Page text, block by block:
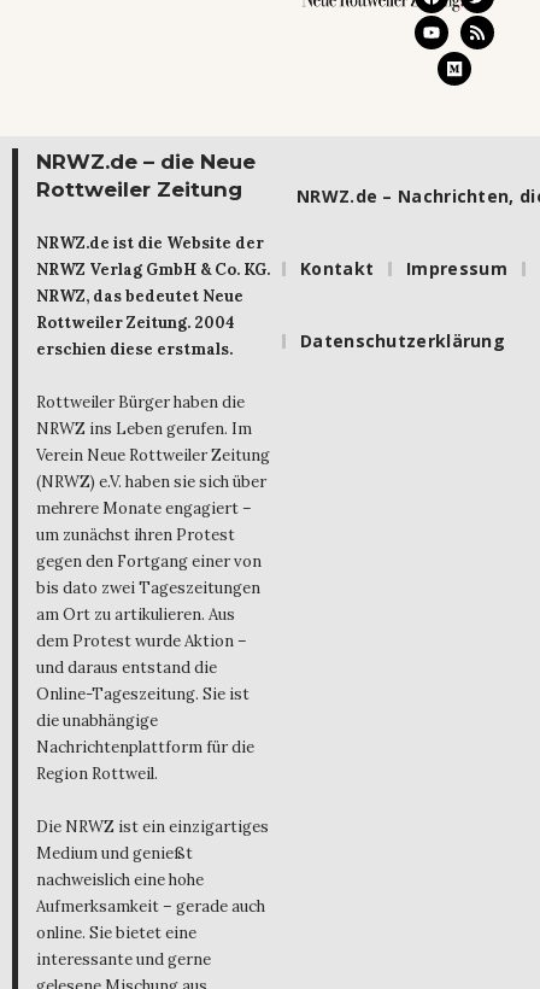
NRWZ.de – die Neue
Rottweiler Zeitung
NRWZ.de ist die Website der
NRWZ Verlag GmbH & Co. KG.
NRWZ, das bedeutet Neue
Rottweiler Zeitung. 2004
erschien diese erstmals.
Rottweiler Bürger haben die
NRWZ ins Leben gerufen. Im
Verein Neue Rottweiler Zeitung
(NRWZ) e.V. haben sie sich über
mehrere Monate engagiert –
um zunächst ihren Protest
gegen den Fortgang einer von
bis dato zwei Tageszeitungen
am Ort zu artikulieren. Aus
dem Protest wurde Aktion –
und daraus entstand die
Online-Tageszeitung. Sie ist
die unabhängige
Nachrichtenplattform für die
Region Rottweil.
Die NRWZ ist ein einzigartiges
Medium und genießt
nachweislich eine hohe
Aufmerksamkeit – gerade auch
online. Sie bietet eine
interessante und gerne
NRWZ.de – Nachrichten,
Kontakt Impressum
Datenschutzerklärung